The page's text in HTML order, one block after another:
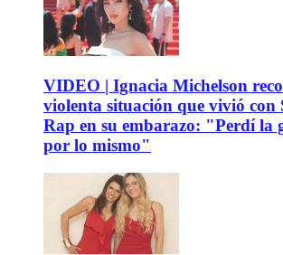
VIDEO | Ignacia Michelson
violenta situación que vivió con
Rap en su embarazo: "Perdí la
por lo mismo"